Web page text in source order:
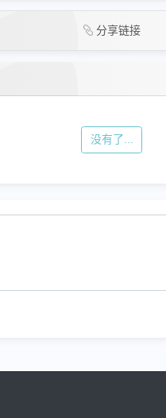
分享链接
没有了...